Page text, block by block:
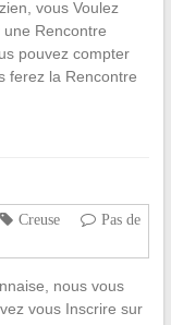
vous Voulez
Rencontre
pouvez compter
ferez la Rencontre
Creuse
Pas de
nous vous
vous Inscrire sur